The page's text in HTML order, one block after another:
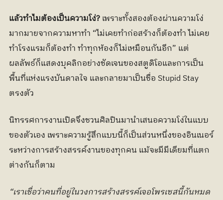
แล้วทำไมต้องเป็นความโง่? เพราะทั้งสองต้องผ่านความโง่
มากมายจากความหาทำ “ไม่เคยทําก่อสร้างก็ต้องทํา ไม่เคย
ทําโรงแรมก็ต้องทํา ทําทุกห้องก็ไม่เหมือนกันอีก” แต่
ผลลัพธ์ก็แสดงบุคลิกอย่างชัดเจนของสตูดิโอและการเป็น
พื้นที่แห่งแรงบันดาลใจ และกลายมาเป็นชื่อ Stupid Stay
ตรงตัว
นิทรรศการงานเปิดจึงชวนศิลปินมานำเสนอความโง่ในแบบ
ของตัวเอง เพราะความรู้สึกแบบนี้ก็เป็นส่วนหนึ่งของอินเนอร์
ระหว่างการสร้างสรรค์งานของทุกคน แม้จะมีมีเดียมที่แตก
ต่างกันก็ตาม
“เราเชื่อว่าคนที่อยู่ในวงการสร้างสรรค์เจอโพรเซสนี้กันหมด